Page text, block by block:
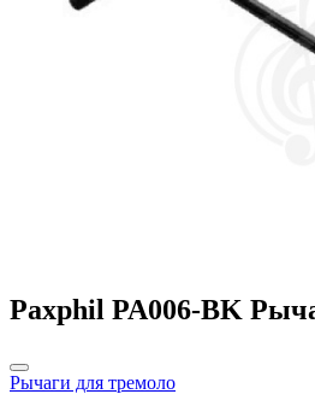
Paxphil PA006-BK
Рычаги для тремоло